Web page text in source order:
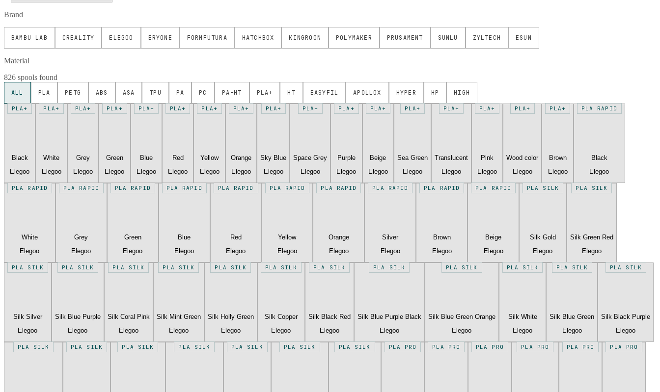
Brand
BAMBU LAB CREALITY ELEGOO ERYONE FORMFUTURA HATCHBOX KINGROON POLYMAKER PRUSAMENT SUNLU ZYLTECH ESUN
Material
826 spools found
ALL PLA PETG ABS ASA TPU PA PC PA-HT PLA+ HT EASYFIL APOLLOX HYPER HP HIGH
PLA+
Black
Elegoo
PLA+
White
Elegoo
PLA+
Grey
Elegoo
PLA+
Green
Elegoo
PLA+
Blue
Elegoo
PLA+
Red
Elegoo
PLA+
Yellow
Elegoo
PLA+
Orange
Elegoo
PLA+
Sky Blue
Elegoo
PLA+
Space Grey
Elegoo
PLA+
Purple
Elegoo
PLA+
Beige
Elegoo
PLA+
Sea Green
Elegoo
PLA+
Translucent
Elegoo
PLA+
Pink
Elegoo
PLA+
Wood color
Elegoo
PLA+
Brown
Elegoo
PLA RAPID
Black
Elegoo
PLA RAPID
White
Elegoo
PLA RAPID
Grey
Elegoo
PLA RAPID
Green
Elegoo
PLA RAPID
Blue
Elegoo
PLA RAPID
Red
Elegoo
PLA RAPID
Yellow
Elegoo
PLA RAPID
Orange
Elegoo
PLA RAPID
Silver
Elegoo
PLA RAPID
Brown
Elegoo
PLA RAPID
Beige
Elegoo
PLA SILK
Silk Gold
Elegoo
PLA SILK
Silk Green Red
Elegoo
PLA SILK
Silk Silver
Elegoo
PLA SILK
Silk Blue Purple
Elegoo
PLA SILK
Silk Coral Pink
Elegoo
PLA SILK
Silk Mint Green
Elegoo
PLA SILK
Silk Holly Green
Elegoo
PLA SILK
Silk Copper
Elegoo
PLA SILK
Silk Black Red
Elegoo
PLA SILK
Silk Blue Purple Black
Elegoo
PLA SILK
Silk Blue Green Orange
Elegoo
PLA SILK
Silk White
Elegoo
PLA SILK
Silk Blue Green
Elegoo
PLA SILK
Silk Black Purple
Elegoo
PLA SILK PLA SILK PLA SILK PLA SILK PLA SILK PLA SILK PLA SILK PLA PRO PLA PRO PLA PRO PLA PRO PLA PRO PLA PRO